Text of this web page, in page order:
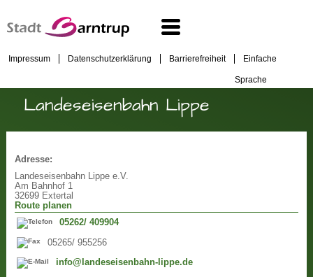
Impressum Datenschutzerklärung Barrierefreiheit Einfache
Sprache
Landeseisenbahn Lippe
Adresse:
Landeseisenbahn Lippe e.V.
Am Bahnhof 1
32699 Extertal
Route planen
05262/ 409904
05265/ 955256
info@landeseisenbahn-lippe.de